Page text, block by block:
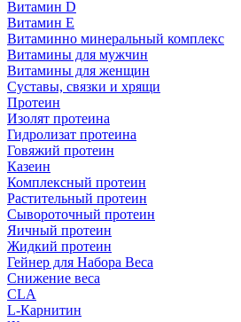
Витамин D
Витамин E
Витаминно минеральный комплекс
Витамины для мужчин
Витамины для женщин
Суставы, связки и хрящи
Протеин
Изолят протеина
Гидролизат протеина
Говяжий протеин
Казеин
Комплексный протеин
Растительный протеин
Сывороточный протеин
Яичный протеин
Жидкий протеин
Гейнер для Набора Веса
Снижение веса
CLA
L-Карнитин